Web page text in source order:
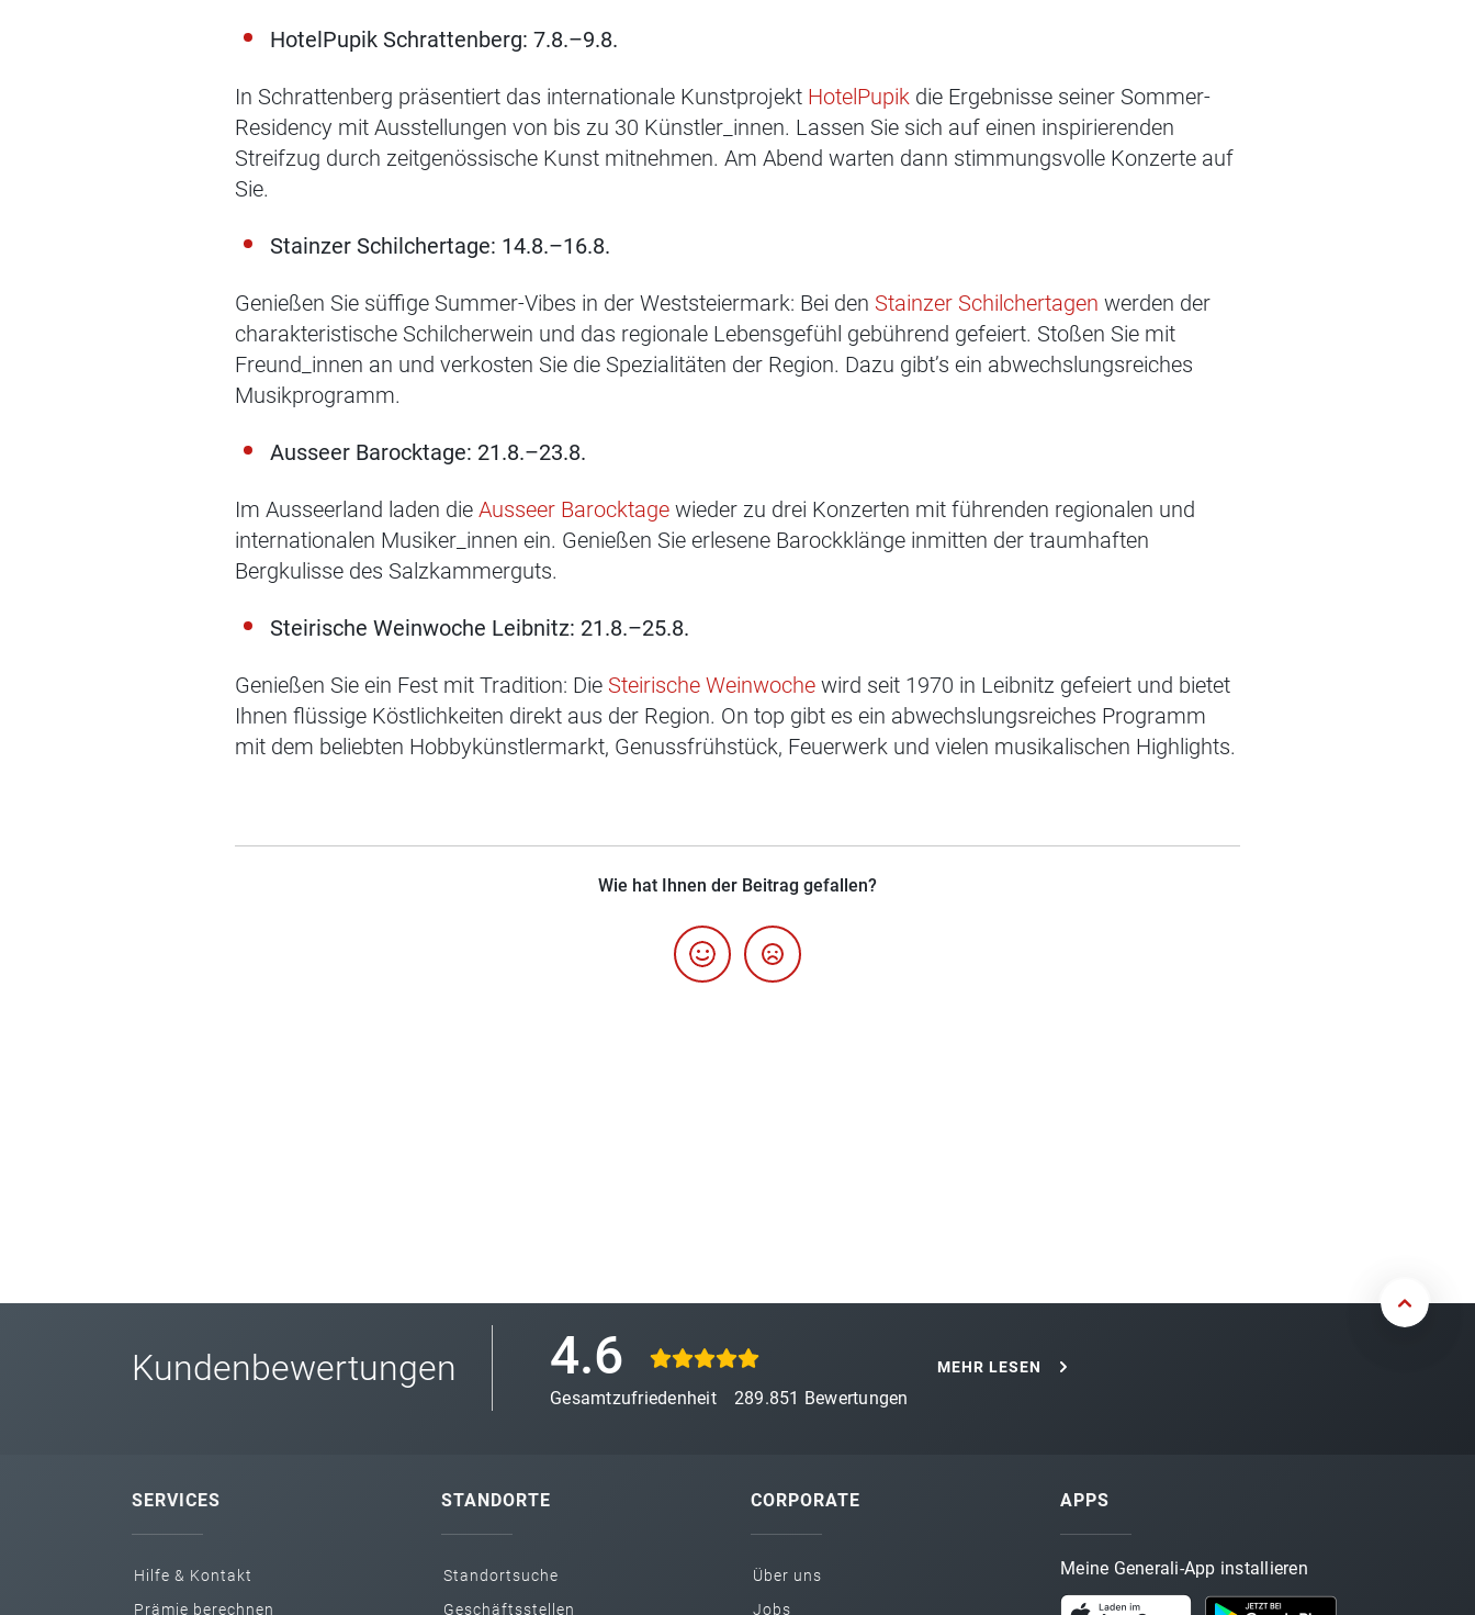
HotelPupik Schrattenberg: 7.8.–9.8.
In Schrattenberg präsentiert das internationale Kunstprojekt HotelPupik die Ergebnisse seiner Sommer-
Residency mit Ausstellungen von bis zu 30 Künstler_innen. Lassen Sie sich auf einen inspirierenden
Streifzug durch zeitgenössische Kunst mitnehmen. Am Abend warten dann stimmungsvolle Konzerte auf
Sie.
Stainzer Schilchertage: 14.8.–16.8.
Genießen Sie süffige Summer-Vibes in der Weststeiermark: Bei den Stainzer Schilchertagen werden der
charakteristische Schilcherwein und das regionale Lebensgefühl gebührend gefeiert. Stoßen Sie mit
Freund_innen an und verkosten Sie die Spezialitäten der Region. Dazu gibt’s ein abwechslungsreiches
Musikprogramm.
Ausseer Barocktage: 21.8.–23.8.
Im Ausseerland laden die Ausseer Barocktage wieder zu drei Konzerten mit führenden regionalen und
internationalen Musiker_innen ein. Genießen Sie erlesene Barockklänge inmitten der traumhaften
Bergkulisse des Salzkammerguts.
Steirische Weinwoche Leibnitz: 21.8.–25.8.
Genießen Sie ein Fest mit Tradition: Die Steirische Weinwoche wird seit 1970 in Leibnitz gefeiert und bietet
Ihnen flüssige Köstlichkeiten direkt aus der Region. On top gibt es ein abwechslungsreiches Programm
mit dem beliebten Hobbykünstlermarkt, Genussfrühstück, Feuerwerk und vielen musikalischen Highlights.
Wie hat Ihnen der Beitrag gefallen?
Kundenbewertungen 4.6
Gesamtzufriedenheit 289.851 Bewertungen
MEHR LESEN
SERVICES
Hilfe & Kontakt
Prämie berechnen
STANDORTE
Standortsuche
Geschäftsstellen
CORPORATE
Über uns
Jobs
APPS
Meine Generali-App installieren